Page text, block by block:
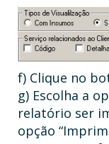
f) Clique no
g) Escolha a
relatório ser
opção